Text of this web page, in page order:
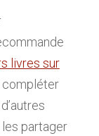
livres sur
compléter
les partager